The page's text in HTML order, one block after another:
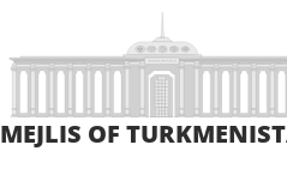
MEJLIS OF